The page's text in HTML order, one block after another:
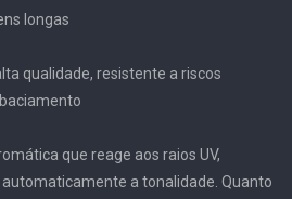
longas
qualidade, resistente a riscos
que reage aos raios UV,
a tonalidade. Quanto